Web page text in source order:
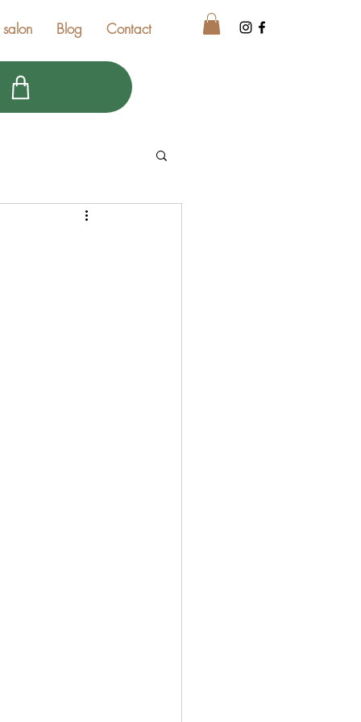
Blog Contact